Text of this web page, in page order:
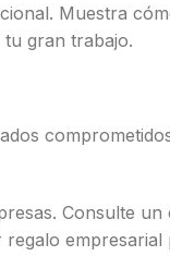
Muestra
gran trabajo.
Consulte un
empresarial